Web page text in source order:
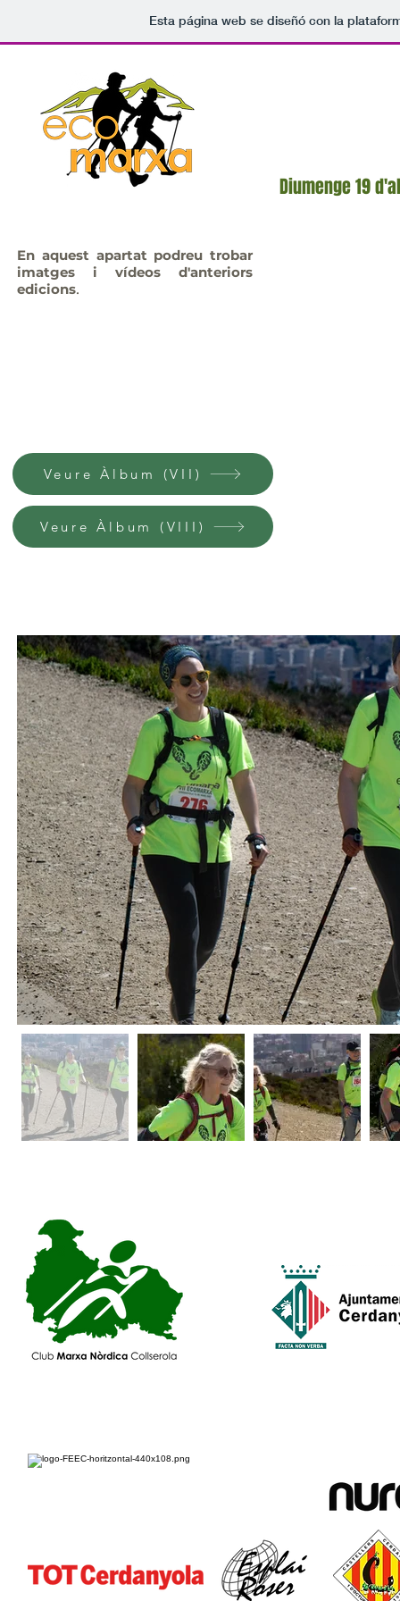
Esta página web se diseñó con la
Diumenge 19
En aquest apartat podreu trobar
imatges i vídeos d'anteriors
edicions.
Veure Àlbum (VII)
Veure Àlbum (VIII)